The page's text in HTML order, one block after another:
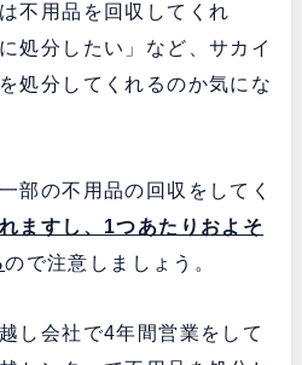
不用品を回収してくれ
処分したい」など、サカイ
処分してくれるのか気にな
部の不用品の回収をしてく
ますし、1つあたりおよそ
ので注意しましょう。
し会社で4年間営業をして